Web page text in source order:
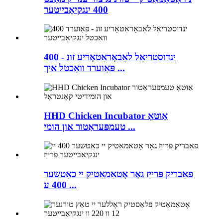
400 ינגקיאַבייטער
400 ינדוסטריאַל לאַבאָראַטאָריע זונ -
פּאַוערד וואַכטל איך ...
HHD Chicken Incubator אַוטאָ
טעמפּעראַטור און הומי ...
פאַבריק פּרייַז גאָר אָטאַמאַטיק יי כאַטשער
400 ע ...